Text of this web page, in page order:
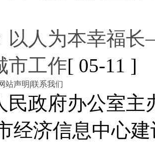
以人为本幸福
市工作[ 05-11 ]
站声明|联系我们
民政府办公室
经济信息中心建